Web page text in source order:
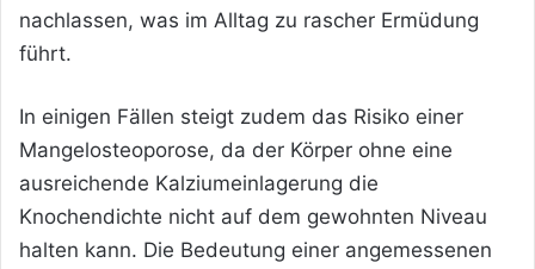
nachlassen, was im Alltag zu rascher Ermüdung
führt.
In einigen Fällen steigt zudem das Risiko einer
Mangelosteoporose, da der Körper ohne eine
ausreichende Kalziumeinlagerung die
Knochendichte nicht auf dem gewohnten Niveau
halten kann. Die Bedeutung einer angemessenen